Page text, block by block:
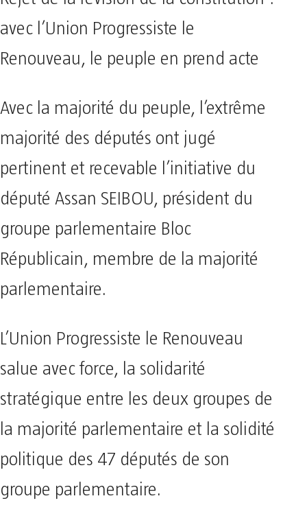
avec l’Union Progressiste le
Renouveau, le peuple en prend acte
Avec la majorité du peuple, l’extrême
majorité des députés ont jugé
pertinent et recevable l’initiative du
député Assan SEIBOU, président du
groupe parlementaire Bloc
Républicain, membre de la majorité
parlementaire.
L’Union Progressiste le Renouveau
salue avec force, la solidarité
stratégique entre les deux groupes de
la majorité parlementaire et la solidité
politique des 47 députés de son
groupe parlementaire.